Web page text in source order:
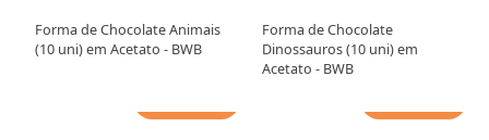
Forma de Chocolate Animais
(10 uni) em Acetato - BWB
Forma de Chocolate
Dinossauros (10 uni) em
Acetato - BWB